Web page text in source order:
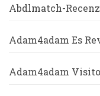
Abdlmatch-
Adam4adam Es
Adam4adam